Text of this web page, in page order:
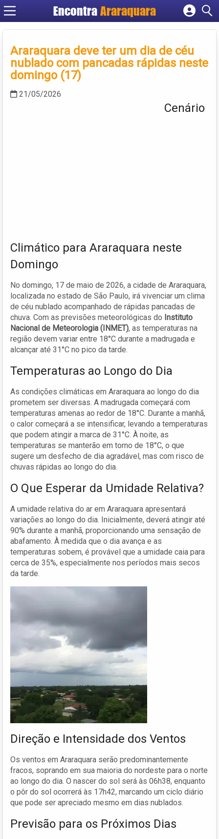
EncontraAraraquara
Cadastrar empresa
Criar conta
Araraquara deve ter um dia de céu
nublado com pancadas rápidas neste
domingo (17)
21/05/2026
Cenário
Climático para Araraquara neste
Domingo
No domingo, 17 de maio de 2026, a cidade de Araraquara,
localizada no estado de São Paulo, irá vivenciar um clima
de céu nublado acompanhado de rápidas pancadas de
chuva. Com as previsões meteorológicas do Instituto
Nacional de Meteorologia (INMET), as temperaturas na
região devem variar entre 18°C durante a madrugada e
alcançar até 31°C no pico da tarde.
Temperaturas ao Longo do Dia
As condições climáticas em Araraquara ao longo do dia
prometem ser diversas. A madrugada começará com
temperaturas amenas ao redor de 18°C. Durante a manhã,
o calor começará a se intensificar, levando a temperaturas
que podem atingir a marca de 31°C. À noite, as
temperaturas se manterão em torno de 18°C, o que
sugere um desfecho de dia agradável, mas com risco de
chuvas rápidas ao longo do dia.
O Que Esperar da Umidade Relativa?
A umidade relativa do ar em Araraquara apresentará
variações ao longo do dia. Inicialmente, deverá atingir até
90% durante a manhã, proporcionando uma sensação de
abafamento. À medida que o dia avança e as
temperaturas sobem, é provável que a umidade caia para
cerca de 35%, especialmente nos períodos mais secos
da tarde.
Direção e Intensidade dos Ventos
Os ventos em Araraquara serão predominantemente
fracos, soprando em sua maioria do nordeste para o norte
ao longo do dia. O nascer do sol será às 06h38, enquanto
o pôr do sol ocorrerá às 17h42, marcando um ciclo diário
que pode ser apreciado mesmo em dias nublados.
Previsão para os Próximos Dias